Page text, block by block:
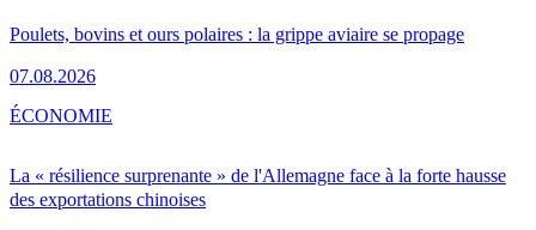
Poulets, bovins et ours polaires : la grippe aviaire se propage
07.08.2026
La « résilience surprenante » de l'Allemagne face à la forte hausse
des exportations chinoises
ÉCONOMIE